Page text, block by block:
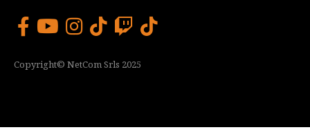
Copyright© NetCom Srls 2025